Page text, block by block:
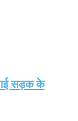
गई सड़क के